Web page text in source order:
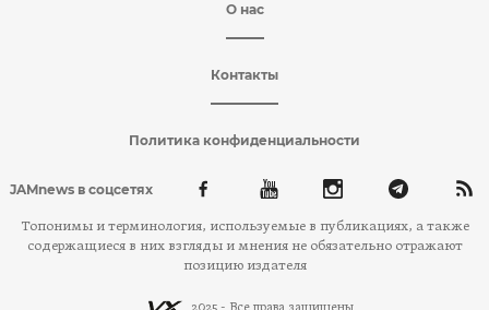
О нас
Контакты
Политика конфиденциальности
JAMnews в соцсетях
Топонимы и терминология, используемые в публикациях, а также
содержащиеся в них взгляды и мнения не обязательно отражают
позицию издателя